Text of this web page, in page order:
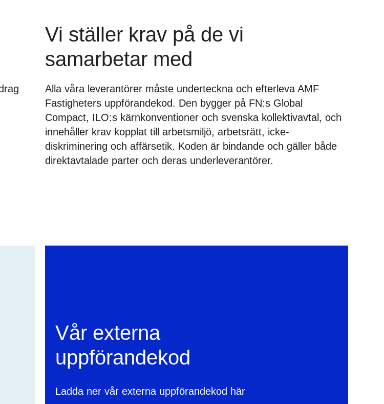
Vi ställer krav på de vi
samarbetar med
Alla våra leverantörer måste underteckna och efterleva AMF
Fastigheters uppförandekod. Den bygger på FN:s Global
Compact, ILO:s kärnkonventioner och svenska kollektivavtal, och
innehåller krav kopplat till arbetsmiljö, arbetsrätt, icke-
diskriminering och affärsetik. Koden är bindande och gäller både
direktavtalade parter och deras underleverantörer.
Vår externa
uppförandekod
Ladda ner vår externa uppförandekod här